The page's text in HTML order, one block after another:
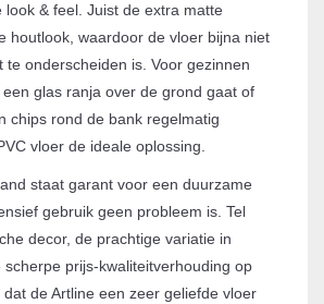
look & feel. Juist de extra matte
houtlook, waardoor de vloer bijna niet
te onderscheiden is. Voor gezinnen
glas ranja over de grond gaat of
chips rond de bank regelmatig
vloer de ideale oplossing.
staat garant voor een duurzame
gebruik geen probleem is. Tel
decor, de prachtige variatie in
prijs-kwaliteitverhouding op
de Artline een zeer geliefde vloer